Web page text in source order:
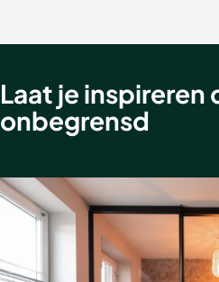
Laat je inspireren
onbegrensd